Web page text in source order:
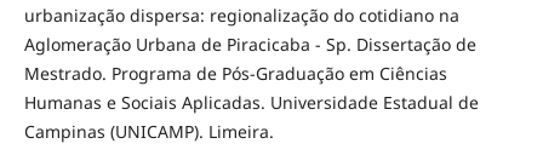
urbanização dispersa: regionalização do cotidiano na
Aglomeração Urbana de Piracicaba - Sp. Dissertação de
Mestrado. Programa de Pós-Graduação em Ciências
Humanas e Sociais Aplicadas. Universidade Estadual de
Campinas (UNICAMP). Limeira.